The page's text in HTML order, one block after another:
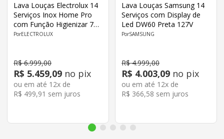
Lava Louças Electrolux 14
Serviços Inox Home Pro
com Função Higienizar 70°
LS14X 127V Cinza
ELECTROLUX
R$ 6.999,00
R$ 5.459,09 no pix
ou em até 12x de
R$ 499,91 sem juros
Lava Louças Samsung 14
Serviços com Display de
Led DW60 Preta 127V
SAMSUNG
R$ 4.999,00
R$ 4.003,09 no pix
ou em até 12x de
R$ 366,58 sem juros